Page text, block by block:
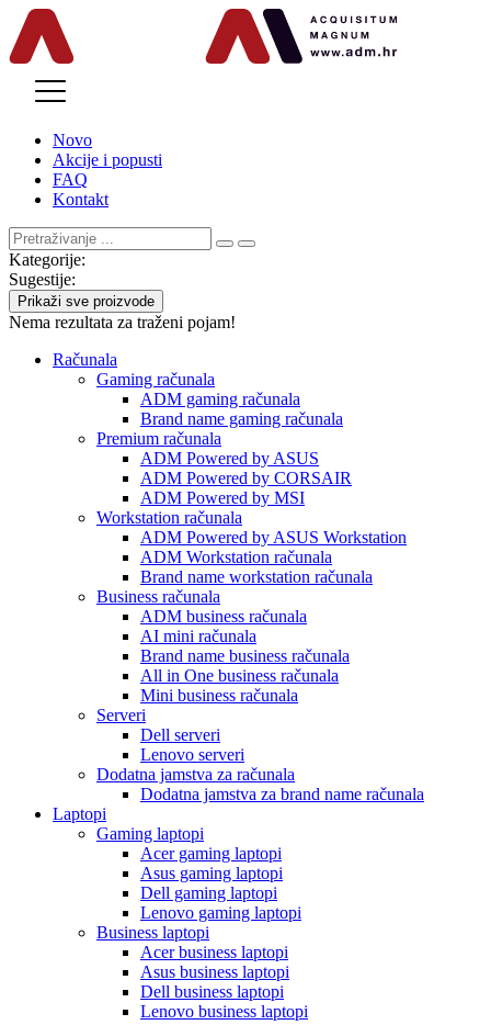
Novo
Akcije i popusti
FAQ
Kontakt
Kategorije:
Sugestije:
Prikaži sve proizvode
Nema rezultata za traženi pojam!
Računala
Gaming računala
ADM gaming računala
Brand name gaming računala
Premium računala
ADM Powered by ASUS
ADM Powered by CORSAIR
ADM Powered by MSI
Workstation računala
ADM Powered by ASUS Workstation
ADM Workstation računala
Brand name workstation računala
Business računala
ADM business računala
AI mini računala
Brand name business računala
All in One business računala
Mini business računala
Serveri
Dell serveri
Lenovo serveri
Dodatna jamstva za računala
Dodatna jamstva za brand name računala
Laptopi
Gaming laptopi
Acer gaming laptopi
Asus gaming laptopi
Dell gaming laptopi
Lenovo gaming laptopi
Business laptopi
Acer business laptopi
Asus business laptopi
Dell business laptopi
Lenovo business laptopi